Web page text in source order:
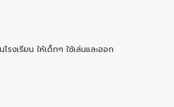
รงเรียน ให้เด็กๆ ใช้เล่นและออก